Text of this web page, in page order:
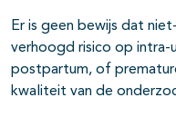
Er is geen bewijs dat
verhoogd risico op intra-
postpartum, of
kwaliteit van de